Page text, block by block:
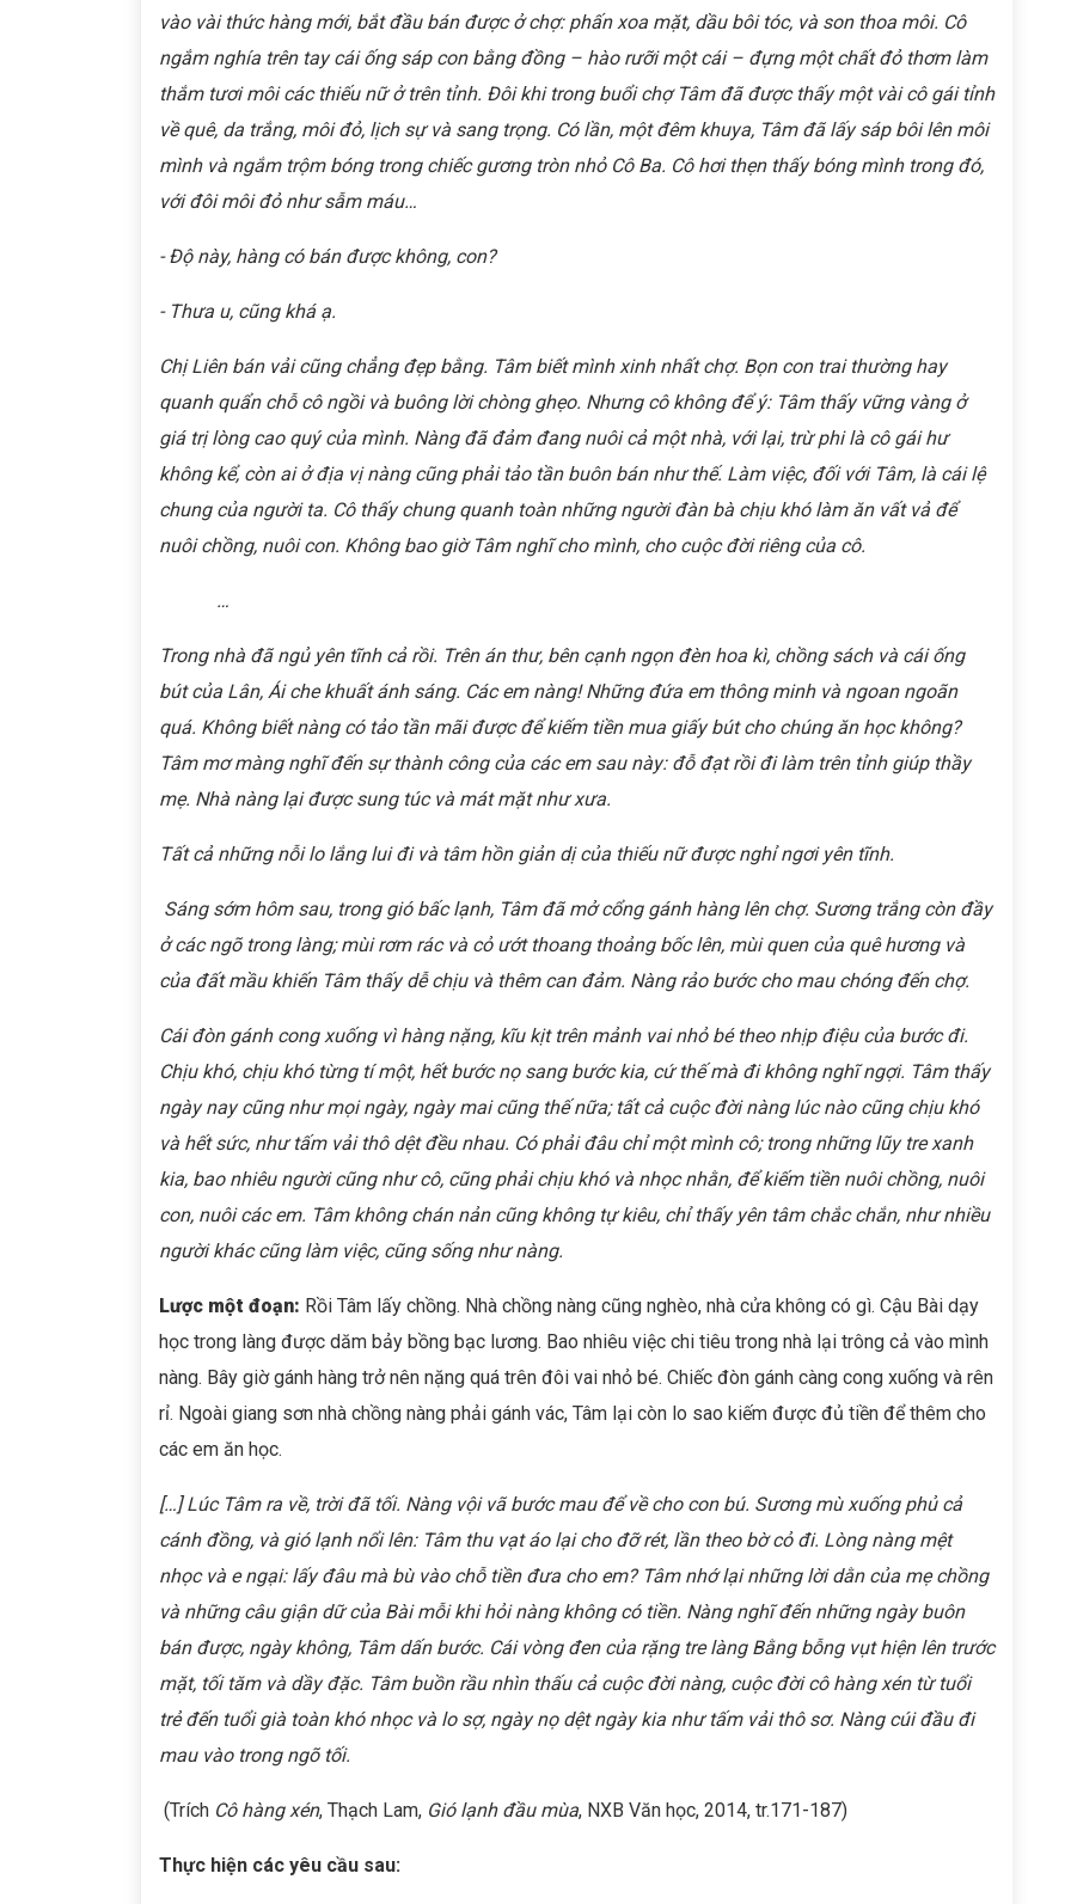
vào vài thức hàng mới, bắt đầu bán được ở chợ: phấn xoa mặt, dầu bôi tóc, và son thoa môi. Cô
ngắm nghía trên tay cái ống sáp con bằng đồng – hào rưỡi một cái – đựng một chất đỏ thơm làm
thắm tươi môi các thiếu nữ ở trên tỉnh. Đôi khi trong buổi chợ Tâm đã được thấy một vài cô gái tỉnh
về quê, da trắng, môi đỏ, lịch sự và sang trọng. Có lần, một đêm khuya, Tâm đã lấy sáp bôi lên môi
mình và ngắm trộm bóng trong chiếc gương tròn nhỏ Cô Ba. Cô hơi thẹn thấy bóng mình trong đó,
với đôi môi đỏ như sẫm máu…
- Độ này, hàng có bán được không, con?
- Thưa u, cũng khá ạ.
Chị Liên bán vải cũng chẳng đẹp bằng. Tâm biết mình xinh nhất chợ. Bọn con trai thường hay
quanh quẩn chỗ cô ngồi và buông lời chòng ghẹo. Nhưng cô không để ý: Tâm thấy vững vàng ở
giá trị lòng cao quý của mình. Nàng đã đảm đang nuôi cả một nhà, với lại, trừ phi là cô gái hư
không kể, còn ai ở địa vị nàng cũng phải tảo tần buôn bán như thế. Làm việc, đối với Tâm, là cái lệ
chung của người ta. Cô thấy chung quanh toàn những người đàn bà chịu khó làm ăn vất vả để
nuôi chồng, nuôi con. Không bao giờ Tâm nghĩ cho mình, cho cuộc đời riêng của cô.
…
Trong nhà đã ngủ yên tĩnh cả rồi. Trên án thư, bên cạnh ngọn đèn hoa kì, chồng sách và cái ống
bút của Lân, Ái che khuất ánh sáng. Các em nàng! Những đứa em thông minh và ngoan ngoãn
quá. Không biết nàng có tảo tần mãi được để kiếm tiền mua giấy bút cho chúng ăn học không?
Tâm mơ màng nghĩ đến sự thành công của các em sau này: đỗ đạt rồi đi làm trên tỉnh giúp thầy
mẹ. Nhà nàng lại được sung túc và mát mặt như xưa.
Tất cả những nỗi lo lắng lui đi và tâm hồn giản dị của thiếu nữ được nghỉ ngơi yên tĩnh.
Sáng sớm hôm sau, trong gió bấc lạnh, Tâm đã mở cổng gánh hàng lên chợ. Sương trắng còn đầy
ở các ngõ trong làng; mùi rơm rác và cỏ ướt thoang thoảng bốc lên, mùi quen của quê hương và
của đất mầu khiến Tâm thấy dễ chịu và thêm can đảm. Nàng rảo bước cho mau chóng đến chợ.
Cái đòn gánh cong xuống vì hàng nặng, kĩu kịt trên mảnh vai nhỏ bé theo nhịp điệu của bước đi.
Chịu khó, chịu khó từng tí một, hết bước nọ sang bước kia, cứ thế mà đi không nghĩ ngợi. Tâm thấy
ngày nay cũng như mọi ngày, ngày mai cũng thế nữa; tất cả cuộc đời nàng lúc nào cũng chịu khó
và hết sức, như tấm vải thô dệt đều nhau. Có phải đâu chỉ một mình cô; trong những lũy tre xanh
kia, bao nhiêu người cũng như cô, cũng phải chịu khó và nhọc nhằn, để kiếm tiền nuôi chồng, nuôi
con, nuôi các em. Tâm không chán nản cũng không tự kiêu, chỉ thấy yên tâm chắc chắn, như nhiều
người khác cũng làm việc, cũng sống như nàng.
Lược một đoạn: Rồi Tâm lấy chồng. Nhà chồng nàng cũng nghèo, nhà cửa không có gì. Cậu Bài dạy
học trong làng được dăm bảy bồng bạc lương. Bao nhiêu việc chi tiêu trong nhà lại trông cả vào mình
nàng. Bây giờ gánh hàng trở nên nặng quá trên đôi vai nhỏ bé. Chiếc đòn gánh càng cong xuống và rên
rỉ. Ngoài giang sơn nhà chồng nàng phải gánh vác, Tâm lại còn lo sao kiếm được đủ tiền để thêm cho
các em ăn học.
[…] Lúc Tâm ra về, trời đã tối. Nàng vội vã bước mau để về cho con bú. Sương mù xuống phủ cả
cánh đồng, và gió lạnh nổi lên: Tâm thu vạt áo lại cho đỡ rét, lần theo bờ cỏ đi. Lòng nàng mệt
nhọc và e ngại: lấy đâu mà bù vào chỗ tiền đưa cho em? Tâm nhớ lại những lời dằn của mẹ chồng
và những câu giận dữ của Bài mỗi khi hỏi nàng không có tiền. Nàng nghĩ đến những ngày buôn
bán được, ngày không, Tâm dấn bước. Cái vòng đen của rặng tre làng Bằng bỗng vụt hiện lên trước
mặt, tối tăm và dầy đặc. Tâm buồn rầu nhìn thấu cả cuộc đời nàng, cuộc đời cô hàng xén từ tuổi
trẻ đến tuổi già toàn khó nhọc và lo sợ, ngày nọ dệt ngày kia như tấm vải thô sơ. Nàng cúi đầu đi
mau vào trong ngõ tối.
(Trích Cô hàng xén, Thạch Lam, Gió lạnh đầu mùa, NXB Văn học, 2014, tr.171-187)
Thực hiện các yêu cầu sau: